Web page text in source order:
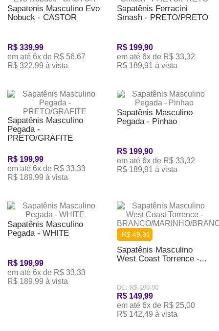
Sapatenis Masculino Evo
Nobuck - CASTOR
R$ 339,99
em até 6x de R$ 56,67
R$ 322,99 à vista
Sapatênis Ferracini
Smash - PRETO/PRETO
R$ 199,90
em até 6x de R$ 33,32
R$ 189,91 à vista
Sapatênis Masculino
Pegada -
PRETO/GRAFITE
R$ 199,99
em até 6x de R$ 33,33
R$ 189,99 à vista
Sapatênis Masculino
Pegada - Pinhao
R$ 199,90
em até 6x de R$ 33,32
R$ 189,91 à vista
Sapatênis Masculino
Pegada - WHITE
R$ 199,99
em até 6x de R$ 33,33
R$ 189,99 à vista
-R$ 49,91
Sapatênis Masculino
West Coast Torrence -...
DE: R$ 199,90
R$ 149,99
em até 6x de R$ 25,00
R$ 142,49 à vista